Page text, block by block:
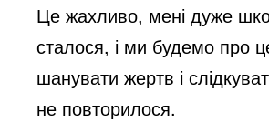
Це жахливо, мені дуже
сталося, і ми будемо про
шанувати жертв і
не повторилося.